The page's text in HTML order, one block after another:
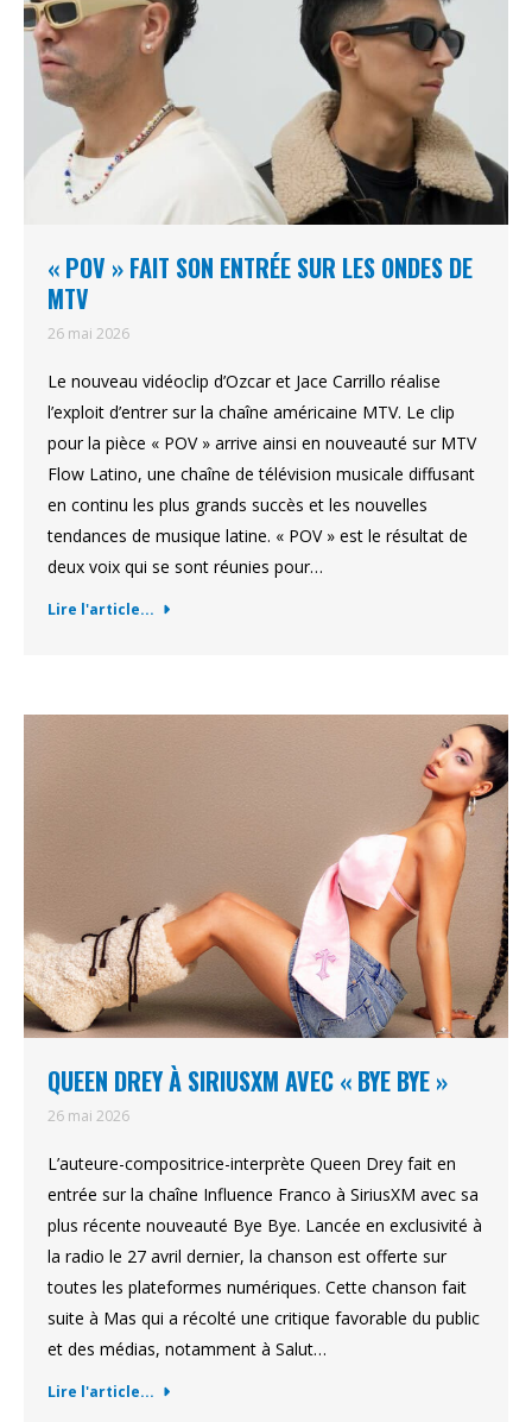
« POV » FAIT SON ENTRÉE SUR LES ONDES DE
MTV
26 mai 2026
Le nouveau vidéoclip d’Ozcar et Jace Carrillo réalise
l’exploit d’entrer sur la chaîne américaine MTV. Le clip
pour la pièce « POV » arrive ainsi en nouveauté sur MTV
Flow Latino, une chaîne de télévision musicale diffusant
en continu les plus grands succès et les nouvelles
tendances de musique latine. « POV » est le résultat de
deux voix qui se sont réunies pour…
Lire l'article...
QUEEN DREY À SIRIUSXM AVEC « BYE BYE »
26 mai 2026
L’auteure-compositrice-interprète Queen Drey fait en
entrée sur la chaîne Influence Franco à SiriusXM avec sa
plus récente nouveauté Bye Bye. Lancée en exclusivité à
la radio le 27 avril dernier, la chanson est offerte sur
toutes les plateformes numériques. Cette chanson fait
suite à Mas qui a récolté une critique favorable du public
et des médias, notamment à Salut…
Lire l'article...